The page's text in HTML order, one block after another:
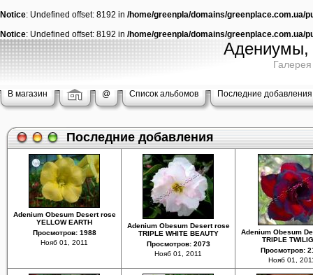
Notice: Undefined offset: 8192 in /home/greenpla/domains/greenplace.com.ua/
Notice: Undefined offset: 8192 in /home/greenpla/domains/greenplace.com.ua/
Адениумы,
В магазин @ Список альбомов Последние добавления
Последние добавления
Adenium Obesum Desert rose
YELLOW EARTH
Просмотров: 1988
Нояб 01, 2011
Adenium Obesum Desert rose
TRIPLE WHITE BEAUTY
Просмотров: 2073
Нояб 01, 2011
Adenium Obesum
TRIPLE
Просмотров:
Нояб 01,